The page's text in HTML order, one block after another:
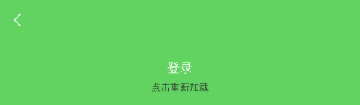
登录
点击重新加载